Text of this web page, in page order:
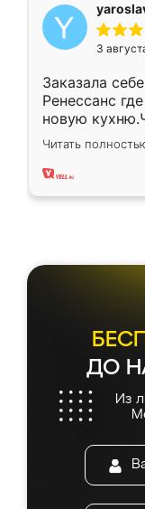
3
Заказала
Ренессанс
новую
вполне
два года,
Читать
ДО
Из